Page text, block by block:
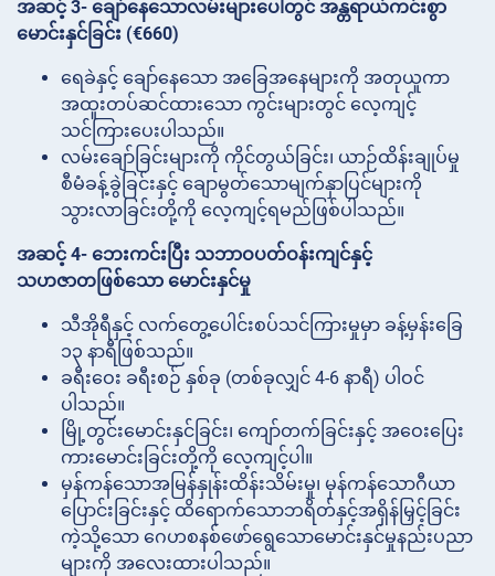
အဆင့် 3- ချော်နေသောလမ်းများပေါ်တွင် အန္တရာယ်ကင်းစွာ
မောင်းနှင်ခြင်း (€660)
ရေခဲနှင့် ချော်နေသော အခြေအနေများကို အတုယူကာ
အထူးတပ်ဆင်ထားသော ကွင်းများတွင် လေ့ကျင့်
သင်ကြားပေးပါသည်။
လမ်းချော်ခြင်းများကို ကိုင်တွယ်ခြင်း၊ ယာဉ်ထိန်းချုပ်မှု
စီမံခန့်ခွဲခြင်းနှင့် ချောမွတ်သောမျက်နှာပြင်များကို
သွားလာခြင်းတို့ကို လေ့ကျင့်ရမည်ဖြစ်ပါသည်။
အဆင့် 4- ဘေးကင်းပြီး သဘာဝပတ်ဝန်းကျင်နှင့်
သဟဇာတဖြစ်သော မောင်းနှင်မှု
သီအိုရီနှင့် လက်တွေ့ပေါင်းစပ်သင်ကြားမှုမှာ ခန့်မှန်းခြေ
၁၃ နာရီဖြစ်သည်။
ခရီးဝေး ခရီးစဉ် နှစ်ခု (တစ်ခုလျှင် 4-6 နာရီ) ပါဝင်
ပါသည်။
မြို့တွင်းမောင်းနှင်ခြင်း၊ ကျော်တက်ခြင်းနှင့် အဝေးပြေး
ကားမောင်းခြင်းတို့ကို လေ့ကျင့်ပါ။
မှန်ကန်သောအမြန်နှုန်းထိန်းသိမ်းမှု၊ မှန်ကန်သောဂီယာ
ပြောင်းခြင်းနှင့် ထိရောက်သောဘရိတ်နှင့်အရှိန်မြှင့်ခြင်း
ကဲ့သို့သော ဂေဟစနစ်ဖော်ရွေသောမောင်းနှင်မှုနည်းပညာ
များကို အလေးထားပါသည်။